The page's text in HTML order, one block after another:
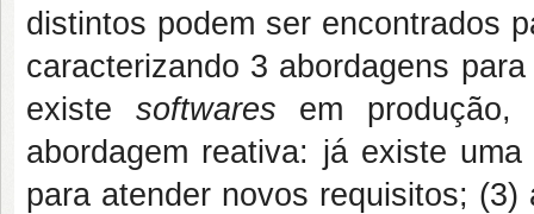
distintos podem ser encontrados
caracterizando 3 abordagens
existe softwares em
abordagem reativa: já existe
para atender novos requisitos;